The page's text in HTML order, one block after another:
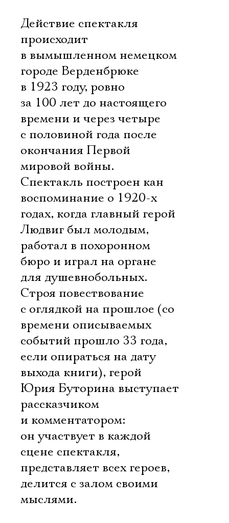
Действие спектакля
происходит
в вымышленном немецком
городе Верденбрюке
в 1923 году, ровно
за 100 лет до настоящего
времени и через четыре
с половиной года после
окончания Первой
мировой войны.
Спектакль построен кан
воспоминание о 1920-х
годах, когда главный герой
Людвиг был молодым,
работал в похоронном
бюро и играл на органе
для душевнобольных.
Строя повествование
с оглядкой на прошлое (со
времени описываемых
событий прошло 33 года,
если опираться на дату
выхода книги), герой
Юрия Буторина выступает
рассказчиком
и комментатором:
он участвует в каждой
сцене спектакля,
представляет всех героев,
делится с залом своими
мыслями.